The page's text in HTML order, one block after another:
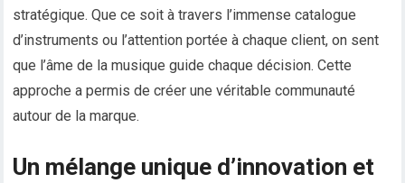
stratégique. Que ce soit à travers l’immense catalogue
d’instruments ou l’attention portée à chaque client, on sent
que l’âme de la musique guide chaque décision. Cette
approche a permis de créer une véritable communauté
autour de la marque.
Un mélange unique d’innovation et